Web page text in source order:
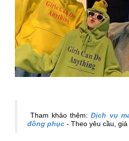
Tham khảo thêm:Dịch vụ
đồng phục - Theo yêu cầu, giá